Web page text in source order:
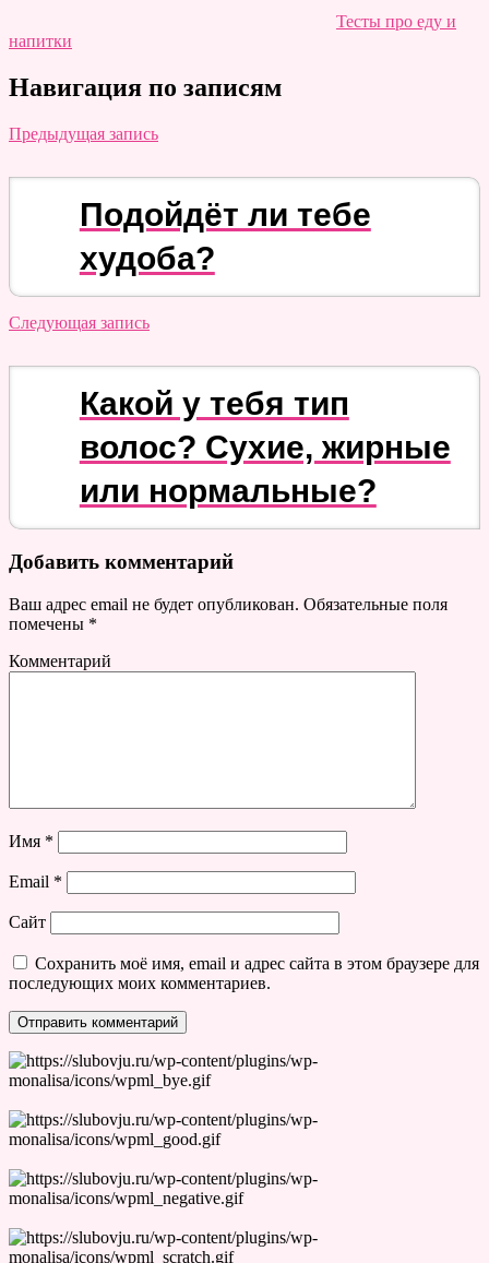
Тесты про еду и
напитки
Навигация по записям
Предыдущая запись
Подойдёт ли тебе
худоба?
Следующая запись
Какой у тебя тип
волос? Сухие, жирные
или нормальные?
Добавить комментарий
Ваш адрес email не будет опубликован. Обязательные поля
помечены *
Комментарий
Имя *
Email *
Сайт
Сохранить моё имя, email и адрес сайта в этом браузере для
последующих моих комментариев.